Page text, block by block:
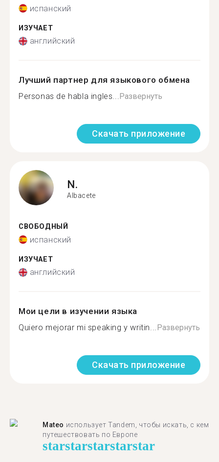
испанский
ИЗУЧАЕТ
английский
Лучший партнер для языкового обмена
Personas de habla ingles...Развернуть
Скачать приложение
N.
Albacete
СВОБОДНЫЙ
испанский
ИЗУЧАЕТ
английский
Мои цели в изучении языка
Quiero mejorar mi speaking y writin...Развернуть
Скачать приложение
Mateo использует Tandem, чтобы искать, с кем
путешествовать по Европе
starstarstarstarstar